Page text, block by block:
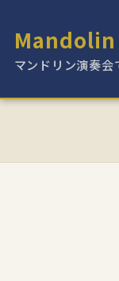
マンドリン演奏会